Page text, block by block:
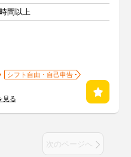
間以上
シフト自由・自己申告
見る
次のページへ